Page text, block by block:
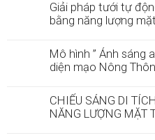
Giải pháp tưới tự
bằng năng lượng
Mô hình ” Ánh sáng
diện mạo Nông
CHIẾU SÁNG DI
NĂNG LƯỢNG MẶT